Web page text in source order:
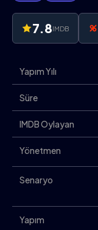
7.8IMDB
Yapım Yılı
Süre
IMDB Oylayan
Yönetmen
Senaryo
Yapım